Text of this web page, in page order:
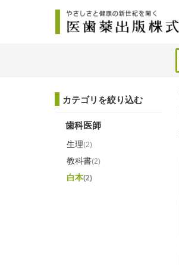
カテゴリを絞り込む
歯科医師
生理(2)
教科書(2)
白本(2)